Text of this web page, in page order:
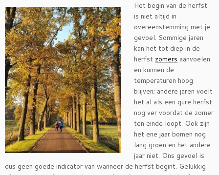
Het begin van de herfst
is niet altijd in
overeenstemming met je
gevoel. Sommige jaren
kan het tot diep in de
herfst zomers aanvoelen
en kunnen de
temperaturen hoog
blijven; andere jaren voelt
het al als een gure herfst
nog ver voordat de zomer
ten einde loopt. Ook zijn
het ene jaar bomen nog
lang groen en het andere
jaar niet. Ons gevoel is
dus geen goede indicator van wanneer de herfst begint. Gelukkig